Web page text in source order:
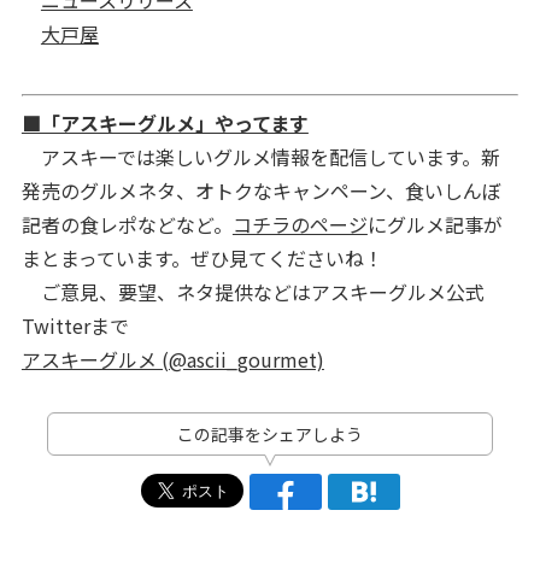
大戸屋
■「アスキーグルメ」やってます
アスキーでは楽しいグルメ情報を配信しています。新
発売のグルメネタ、オトクなキャンペーン、食いしんぼ
記者の食レポなどなど。 コチラのページにグルメ記事が
まとまっています。ぜひ見てくださいね！
ご意見、要望、ネタ提供などはアスキーグルメ公式
Twitterまで
アスキーグルメ (@ascii_gourmet)
この記事をシェアしよう